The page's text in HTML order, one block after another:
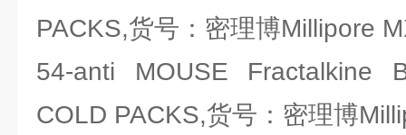
PACKS,货号：密理博Millipore
54-anti MOUSE Fractalkine
COLD PACKS,货号：密理博